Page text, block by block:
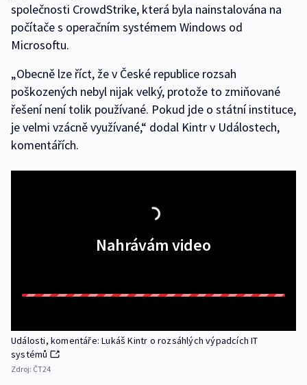
společnosti CrowdStrike, která byla nainstalována na
počítače s operačním systémem Windows od
Microsoftu.
„Obecně lze říct, že v České republice rozsah
poškozených nebyl nijak velký, protože to zmiňované
řešení není tolik používané. Pokud jde o státní instituce,
je velmi vzácně využívané,“ dodal Kintr v Událostech,
komentářích.
Nahrávám video
Události, komentáře: Lukáš Kintr o rozsáhlých výpadcích IT
systémů
Zdroj: ČT24